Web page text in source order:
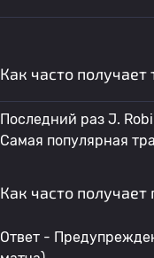
Как часто
Последний раз J.
Самая популярная
Как часто
Ответ -